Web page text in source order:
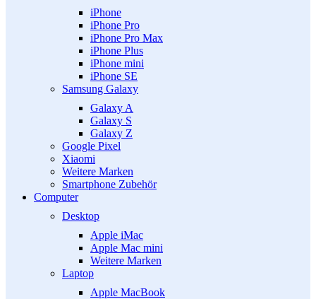
iPhone
iPhone Pro
iPhone Pro Max
iPhone Plus
iPhone mini
iPhone SE
Samsung Galaxy
Galaxy A
Galaxy S
Galaxy Z
Google Pixel
Xiaomi
Weitere Marken
Smartphone Zubehör
Computer
Desktop
Apple iMac
Apple Mac mini
Weitere Marken
Laptop
Apple MacBook